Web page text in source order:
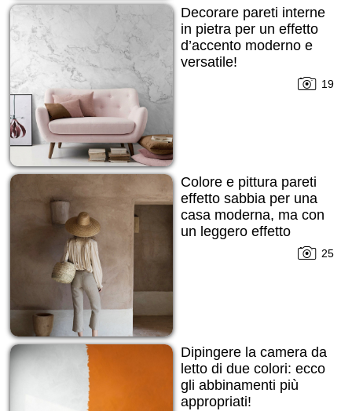
Decorare pareti interne
in pietra per un effetto
d’accento moderno e
versatile!
19
Colore e pittura pareti
effetto sabbia per una
casa moderna, ma con
un leggero effetto
25
Dipingere la camera da
letto di due colori: ecco
gli abbinamenti più
appropriati!